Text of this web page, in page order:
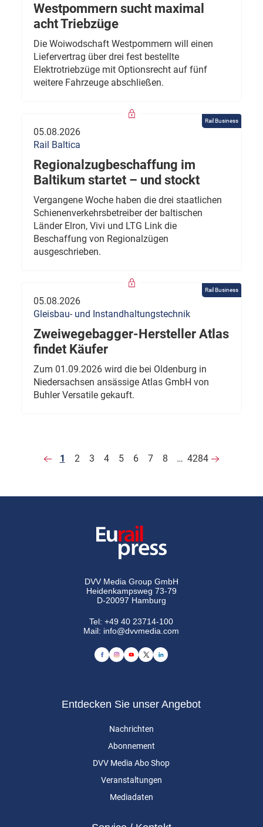
Westpommern sucht maximal
acht Triebzüge
Die Woiwodschaft Westpommern will einen
Liefervertrag über drei fest bestellte
Elektrotriebzüge mit Optionsrecht auf fünf
weitere Fahrzeuge abschließen.
Rail Business
05.08.2026
Rail Baltica
Regionalzugbeschaffung im
Baltikum startet – und stockt
Vergangene Woche haben die drei staatlichen
Schienenverkehrsbetreiber der baltischen
Länder Elron, Vivi und LTG Link die
Beschaffung von Regionalzügen
ausgeschrieben.
Rail Business
05.08.2026
Gleisbau- und Instandhaltungstechnik
Zweiwegebagger-Hersteller Atlas
findet Käufer
Zum 01.09.2026 wird die bei Oldenburg in
Niedersachsen ansässige Atlas GmbH von
Buhler Versatile gekauft.
1 2 3 4 5 6 7 8 … 4284
DVV Media Group GmbH
Heidenkampsweg 73-79
D-20097 Hamburg
Tel:+49 40 23714-100
Mail: info@dvvmedia.com
Entdecken Sie unser Angebot
Nachrichten
Abonnement
DVV Media Abo Shop
Veranstaltungen
Mediadaten